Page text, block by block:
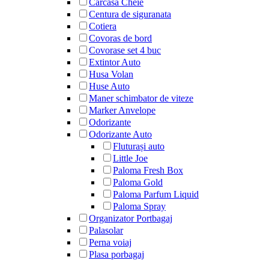
Centura de siguranata
Cotiera
Covoras de bord
Covorase set 4 buc
Extintor Auto
Husa Volan
Huse Auto
Maner schimbator de viteze
Marker Anvelope
Odorizante
Odorizante Auto
Fluturași auto
Little Joe
Paloma Fresh Box
Paloma Gold
Paloma Parfum Liquid
Paloma Spray
Organizator Portbagaj
Palasolar
Perna voiaj
Plasa porbagaj